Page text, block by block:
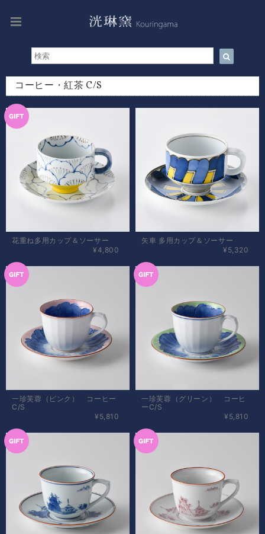
コーヒー・紅茶 C/S
花重ね多用カップ＆ソーサー
¥4,800
矢車 多用カップ＆ソーサー
¥5,320
一珍芙蓉（ピンク） コーヒー
C/S
¥5,810
一珍芙蓉（グリーン） コーヒ
ーC/S
¥5,810